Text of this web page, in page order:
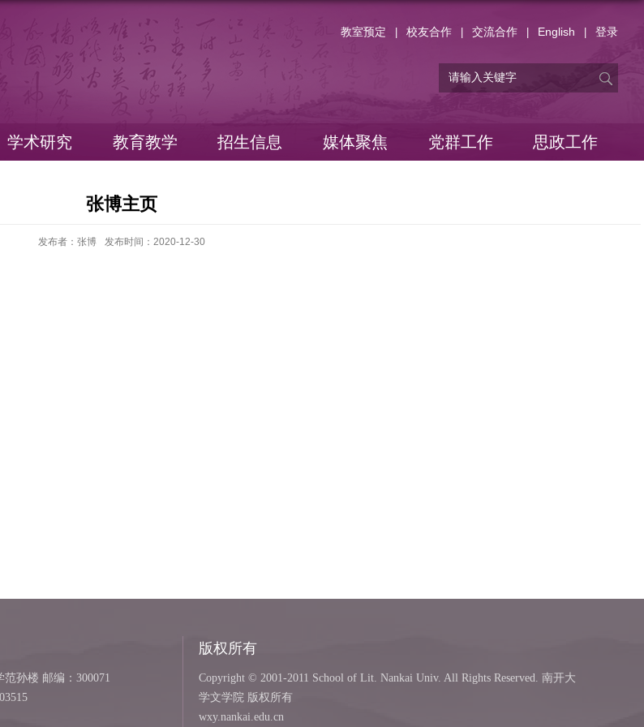
教室预定 校友合作 交流合作 English 登录
学术研究 教育教学 招生信息 媒体聚焦 党群工作 思政工作
张博主页
发布者：张博 发布时间：2020-12-30
孙楼 邮编：300071
版权所有
Copyright © 2001-2011 School of Lit. Nankai Univ. All Rights Reserved. 南开大
学文学院 版权所有
wxy.nankai.edu.cn